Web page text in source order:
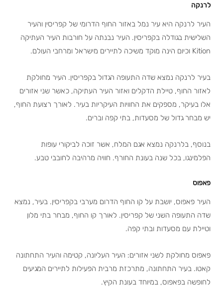
לרנקה
העיר לרנקה היא עיר נמל באזור החוף הדרומי של קפריסין והעיר
השלישית בגודלה בקפריסין. העיר נבנתה על חורבות העיר העתיקה
Kition וכיום הינה מוקד משיכה לתיירים מישראל ומרחבי העולם.
בעיר לרנקה נמצא שדה התעופה הגדול בקפריסין. העיר מחולקת
לאזור החוף, טיילת הדקלים ואזור העיר העתיקה, כאשר שני אזורים
אלו בעיקר, מספקים את החוויות העיקריות בעיר. לאורך רצועת החוף,
יש מבחר גדול של מסעדות, בתי קפה וברים.
בנוסף, בלרנקה נמצא אגם המלח, אשר זוכה לביקורי עופות
הפלמינגו, בכל שנה בעונת החורף. חוויה מרהיבה לחובבי טבע.
פאפוס
העיר פאפוס, יושבת על קו החוף הדרום מערבי בקפריסין. בעיר, נמצא
שדה התעופה השני של קפריסין. לאורך קו החוף, מבחר בתי מלון
וטיילת עם מסעדות ובתי קפה.
פאפוס מחולקת לשני אזורים: העיר העליונה, קטימה והעיר התחתונה
קאטו. בעיר התחתונה, מתרכזת מרבית הפעילות לתיירים המגיעים
לחופשה בפאפוס, במיוחד בעונת הקיץ.